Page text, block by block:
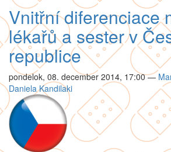
Vnitřní diferenciace
lékařů a sester v
republice
pondelok, 08. december 2014, 17:00 —
Daniela Kandilaki